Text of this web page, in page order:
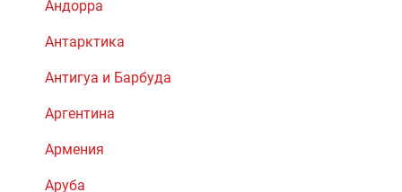
Андорра
Антарктика
Антигуа и Барбуда
Аргентина
Армения
Аруба